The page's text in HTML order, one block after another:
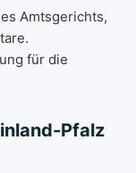
Amtsgerichts,
für die
Pfalz